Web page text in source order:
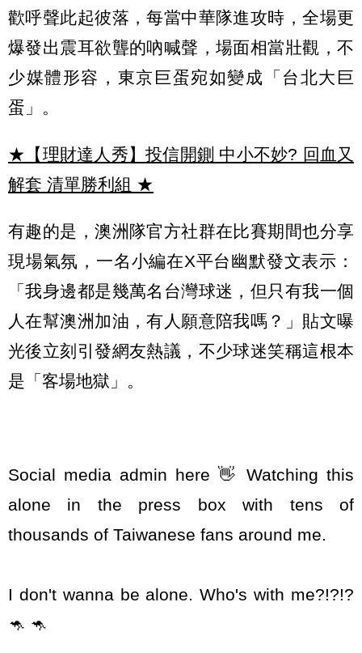
歡呼聲此起彼落，每當中華隊進攻時，全場更
爆發出震耳欲聾的吶喊聲，場面相當壯觀，不
少媒體形容，東京巨蛋宛如變成「台北大巨
蛋」。
★【理財達人秀】投信開鍘 中小不妙? 回血又
解套 清單勝利組 ★
有趣的是，澳洲隊官方社群在比賽期間也分享
現場氣氛，一名小編在X平台幽默發文表示：
「我身邊都是幾萬名台灣球迷，但只有我一個
人在幫澳洲加油，有人願意陪我嗎？」貼文曝
光後立刻引發網友熱議，不少球迷笑稱這根本
是「客場地獄」。
Social media admin here 👋 Watching this
alone in the press box with tens of
thousands of Taiwanese fans around me.
I don't wanna be alone. Who's with me?!?!?
🦘 🦘